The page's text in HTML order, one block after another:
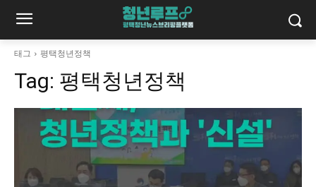
태그 평택청년정책
Tag: 평택청년정책